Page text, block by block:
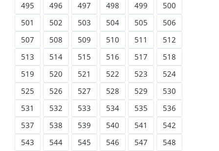
495
496 497 498 499
500
501
502 503 504 505
506
507
508 509 510 511
512
513
514 515 516 517
518
519
520 521 522 523
524
525
526 527 528 529
530
531
532 533 534 535
536
537
538 539 540 541
542
543
544 545 546 547
548